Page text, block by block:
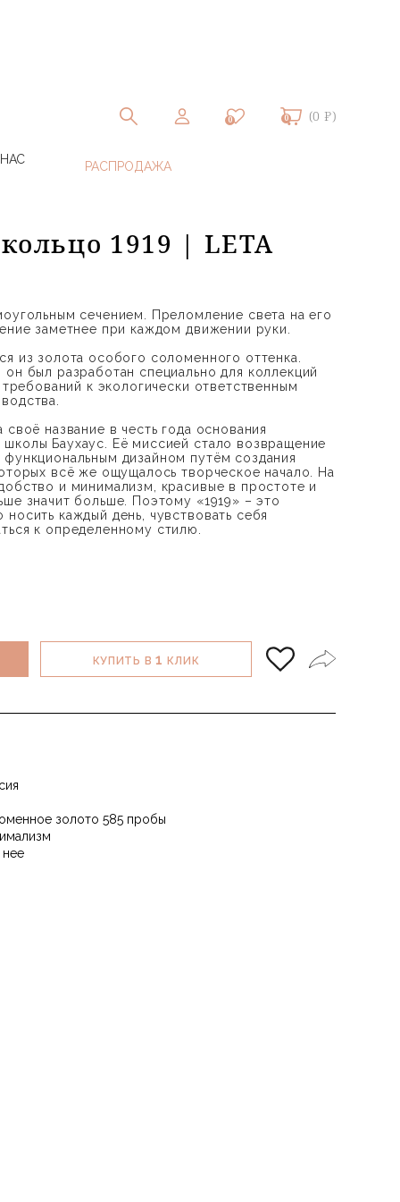
0 0 (0 ₽)
1919 | LETA
сечением. Преломление света на его
заметнее при каждом движении руки.
из золота особого соломенного оттенка.
был разработан специально для коллекций
к экологически ответственным
своё название в честь года основания
Баухаус. Её миссией стало возвращение
дизайном путём создания
всё же ощущалось творческое начало. На
и минимализм, красивые в простоте и
значит больше. Поэтому «1919» – это
каждый день, чувствовать себя
к определенному стилю.
КУПИТЬ В1 КЛИК
золото 585 пробы